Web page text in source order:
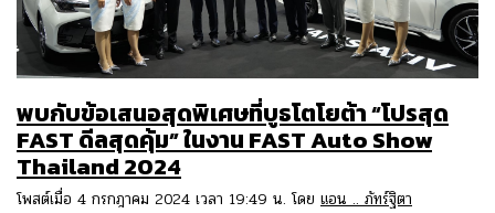
พบกับข้อเสนอสุดพิเศษที่บูธโตโยต้า “โปรสุด
FAST ดีลสุดคุ้ม” ในงาน FAST Auto Show
Thailand 2024
โพสต์เมื่อ 4 กรกฎาคม 2024 เวลา 19:49 น. โดย แอน .. ภัทร์ฐิตา